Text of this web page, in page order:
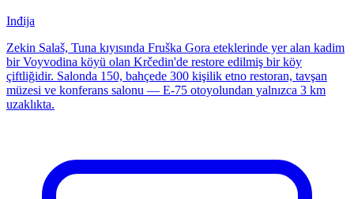
Inđija
Zekin Salaš, Tuna kıyısında Fruška Gora eteklerinde yer alan kadim
bir Voyvodina köyü olan Krčedin'de restore edilmiş bir köy
çiftliğidir. Salonda 150, bahçede 300 kişilik etno restoran, tavşan
müzesi ve konferans salonu — E-75 otoyolundan yalnızca 3 km
uzaklıkta.